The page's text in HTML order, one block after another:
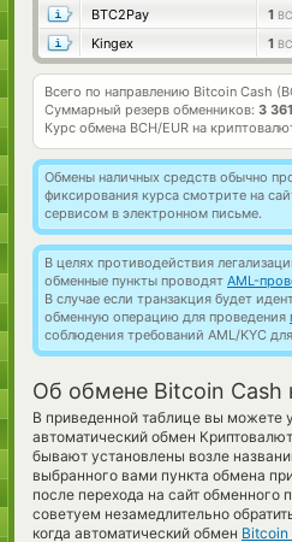
BTC2Pay
1
Kingex
1
Всего по направлению Bitcoin Cash
Суммарный резерв обменников: 3
Курс обмена BCH/EUR на
Обмены наличных средств обычно
фиксирования курса смотрите на
сервисом в электронном письме.
В целях противодействия
обменные пункты проводят AML-
В случае если транзакция будет
обменную операцию для проведения
соблюдения требований AML/KYC
Об обмене Bitcoin Cash
В приведенной таблице вы можете
автоматический обмен
бывают установлены возле
выбранного вами пункта обмена
после перехода на сайт
советуем незамедлительно
когда автоматический обмен Bitcoin